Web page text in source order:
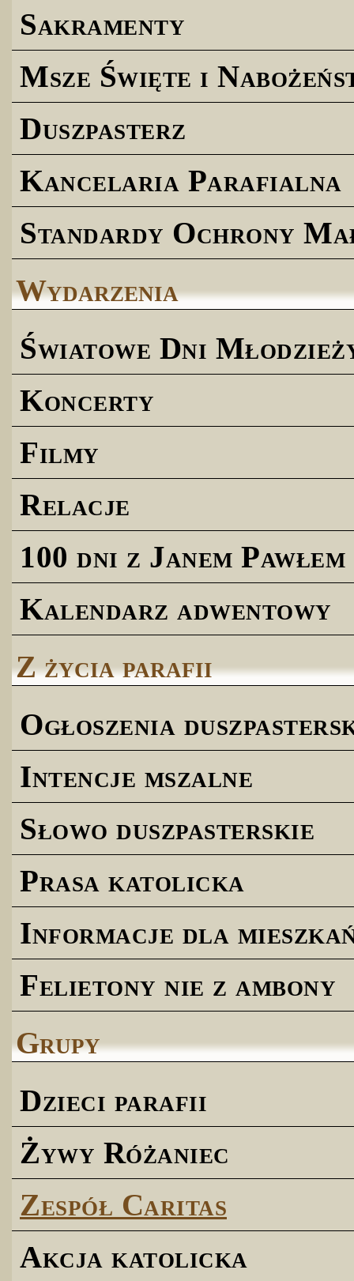
Sakramenty
Msze Święte i
Duszpasterz
Kancelaria Parafialna
Standardy Ochrony
Wydarzenia
Światowe Dni
Koncerty
Filmy
Relacje
100 dni z Janem
Kalendarz adwentowy
Z życia parafii
Ogłoszenia
Intencje mszalne
Słowo duszpasterskie
Prasa katolicka
Informacje dla
Felietony nie z ambony
Grupy
Dzieci parafii
Żywy Różaniec
Zespół Caritas
Akcja katolicka